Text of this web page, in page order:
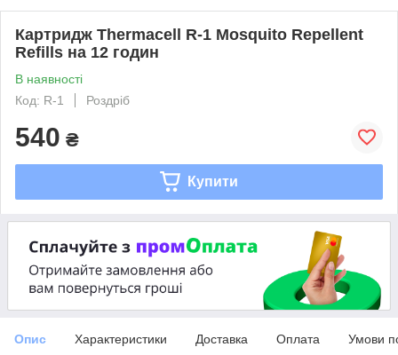
Картридж Thermacell R-1 Mosquito Repellent
Refills на 12 годин
В наявності
Код: R-1
Роздріб
540 ₴
Купити
Опис Характеристики Доставка Оплата Умови